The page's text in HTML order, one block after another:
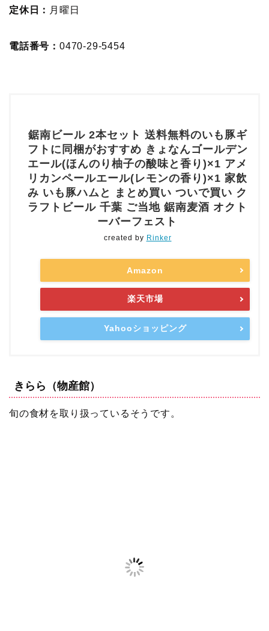
定休日： 月曜日
電話番号： 0470-29-5454
鋸南ビール 2本セット 送料無料のいも豚ギ
フトに同梱がおすすめ きょなんゴールデン
エール(ほんのり柚子の酸味と香り)×1 アメ
リカンペールエール(レモンの香り)×1 家飲
み いも豚ハムと まとめ買い ついで買い ク
ラフトビール 千葉 ご当地 鋸南麦酒 オクト
ーバーフェスト
created by Rinker
Amazon
楽天市場
Yahooショッピング
きらら（物産館）
旬の食材を取り扱っているそうです。